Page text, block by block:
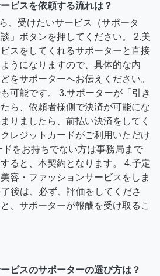
ビスを依頼する流れは？
、受けたいサービス（サポータ
」ボタンを押してください。 2.美
スをしてくれるサポーターと直接
うになりますので、具体的な内
をサポーターへお伝えください。
可能です。 3.サポーターが「引き
ら、依頼者様側で決済が可能にな
りましたら、前払い決済をしてく
レジットカードがご利用いただけ
ドをお持ちでない方は事務局まで
ると、本契約となります。 4.予定
容・ファッションサービスをしま
後は、必ず、評価をしてくださ
、サポーターが報酬を受け取るこ
ビスのサポーターの選び方は？